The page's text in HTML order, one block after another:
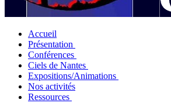
Accueil
Présentation
Conférences
Ciels de Nantes
Expositions/Animations
Nos activités
Ressources